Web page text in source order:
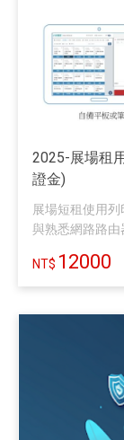
2025-展場租
證金)
展場短租使用
與熟悉網路路由
12000